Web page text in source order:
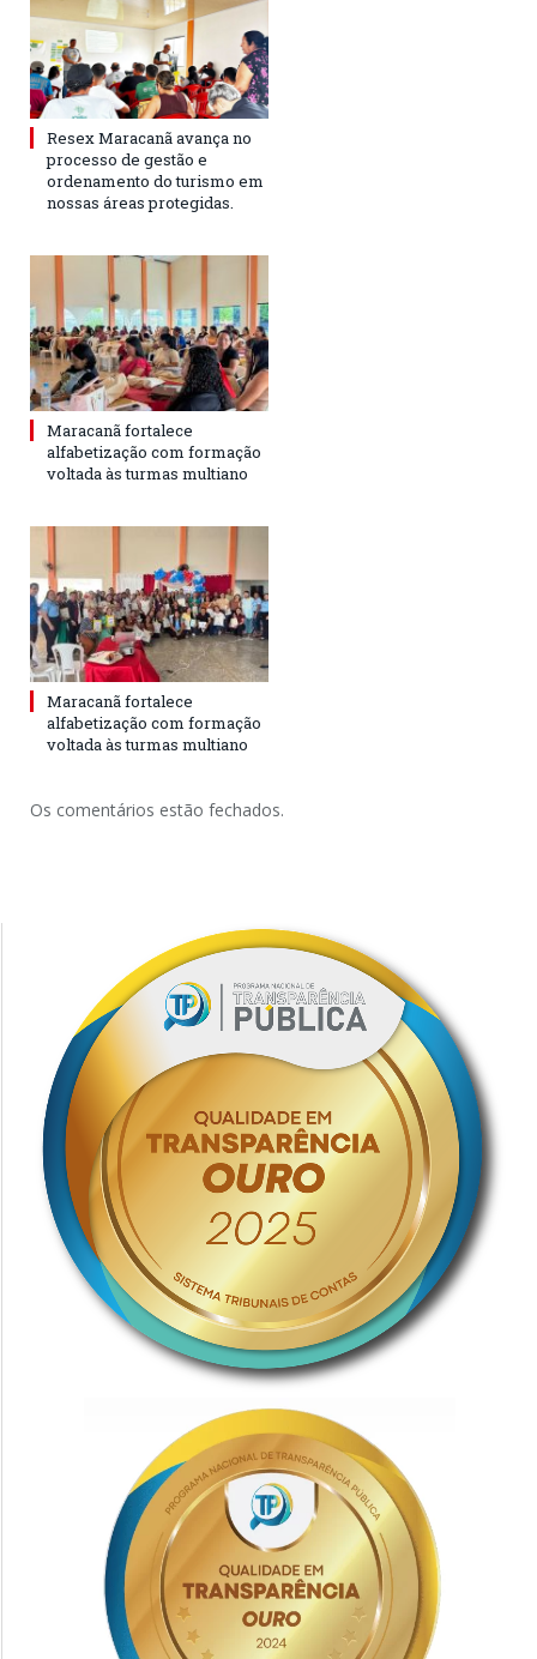
Resex Maracanã avança no
processo de gestão e
ordenamento do turismo em
nossas áreas protegidas.
Maracanã fortalece
alfabetização com formação
voltada às turmas multiano
Maracanã fortalece
alfabetização com formação
voltada às turmas multiano
Os comentários estão fechados.